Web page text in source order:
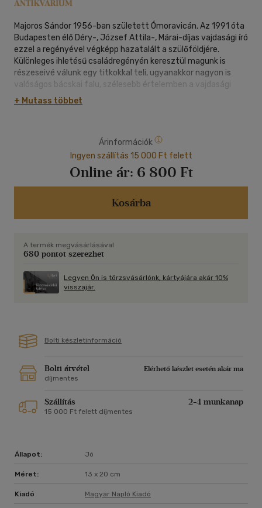
Majoros Sándor 1956-ban született Ómoravicán. Az 1991 óta
Budapesten élő Déry-, József Attila-, Márai-díjas vajdasági író
ezzel a regényével végképp hazatalált a szülőföldjére.
Különleges ihletésű családregényén keresztül magunk is
részeseivé válunk egy titkokkal teli, ugyanakkor nagyon is
valóságos bácskai falu, szélesebb értelemben a vajdasági
magyarság XX. századi történelmének.
A regénynek sokféle olvasata van: a gyermeki látásmód naiv
megrajzolt karakterekig sokfajta síkon közelíti meg az időben
távoli, ám aktualitásában máig ható családi legendáriumot. A
sodró erejű, jellegzetesen bácskai történet önmagán
túlmutatva az egész kelet-közép-európai olvasóközönség
számára ismerős élményeket hordoz.
+ Mutass többet
Árinformációk
Ingyen szállítás 15 000 Ft felett
Online ár: 6 800 Ft
Kosárba
A termék megvásárlásával
680 pontot szerezhet
Legyen Ön is törzsvásárlónk, kártyájára akár 10%
visszajár.
Bolti készletinformáció
Bolti átvétel
Elérhető készlet esetén akár ma
díjmentes
Szállítás 2-4 munkanap
15 000 Ft felett díjmentes
Állapot: Jó
Méret: 13 x 20 cm
Kiadó Magyar Napló Kiadó